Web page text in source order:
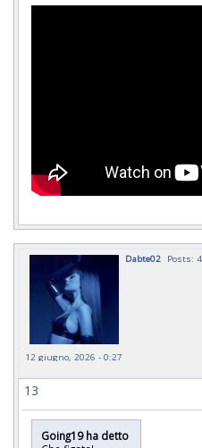
Dabte02 Posts:
12 giugno, 2026 - 0:27
13
Going19 ha detto